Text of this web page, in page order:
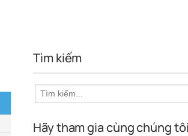
Tìm kiếm
Hãy tham gia cùng chúng